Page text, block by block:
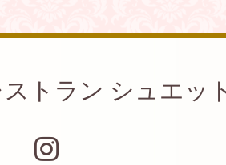
トラン シュエッ